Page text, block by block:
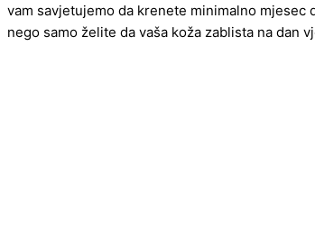
vam savjetujemo da krenete minimalno mjesec
nego samo želite da vaša koža zablista na dan